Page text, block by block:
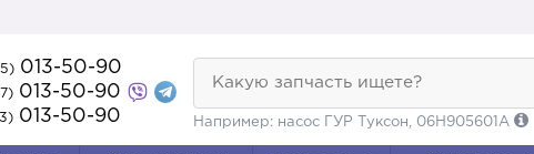
013-50-90
013-50-90
013-50-90
Какую запчасть ищете?
Например: насос ГУР Туксон, 06H905601A